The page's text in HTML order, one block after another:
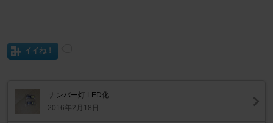
イイね！
ナンバー灯 LED化
2016年2月18日